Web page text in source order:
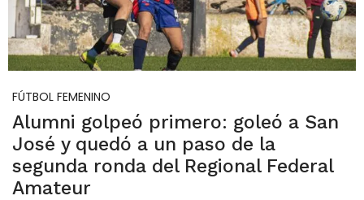
FÚTBOL FEMENINO
Alumni golpeó primero: goleó a San
José y quedó a un paso de la
segunda ronda del Regional Federal
Amateur